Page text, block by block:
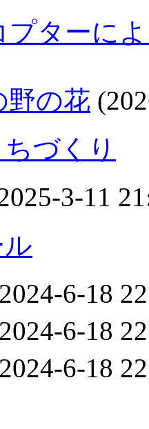
プターに
野の花
づくり
3-11
6-18
6-18
6-18